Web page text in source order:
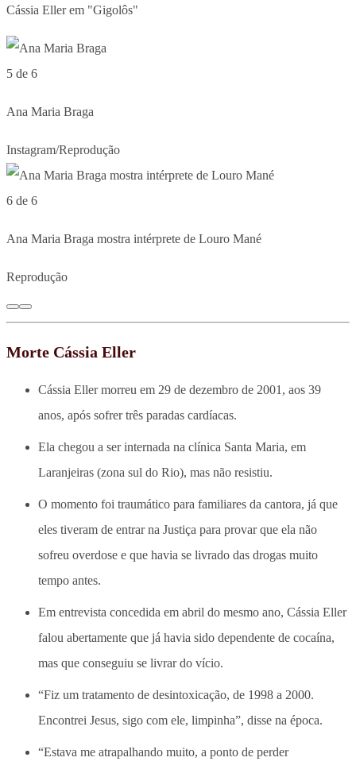
Cássia Eller em "Gigolôs"
5 de 6
Ana Maria Braga
Instagram/Reprodução
6 de 6
Ana Maria Braga mostra intérprete de Louro Mané
Reprodução
Morte Cássia Eller
Cássia Eller morreu em 29 de dezembro de 2001, aos 39
anos, após sofrer três paradas cardíacas.
Ela chegou a ser internada na clínica Santa Maria, em
Laranjeiras (zona sul do Rio), mas não resistiu.
O momento foi traumático para familiares da cantora, já que
eles tiveram de entrar na Justiça para provar que ela não
sofreu overdose e que havia se livrado das drogas muito
tempo antes.
Em entrevista concedida em abril do mesmo ano, Cássia Eller
falou abertamente que já havia sido dependente de cocaína,
mas que conseguiu se livrar do vício.
“Fiz um tratamento de desintoxicação, de 1998 a 2000.
Encontrei Jesus, sigo com ele, limpinha”, disse na época.
“Estava me atrapalhando muito, a ponto de perder